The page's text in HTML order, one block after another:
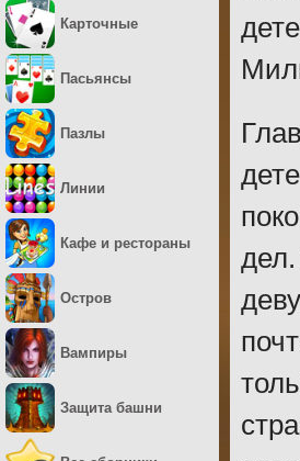
Карточные
Пасьянсы
Пазлы
Линии
Кафе и рестораны
Остров
Вампиры
Защита башни